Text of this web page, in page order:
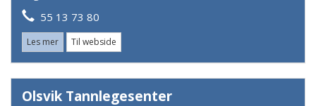
55 13 73 80
Les mer Til webside
Olsvik Tannlegesenter